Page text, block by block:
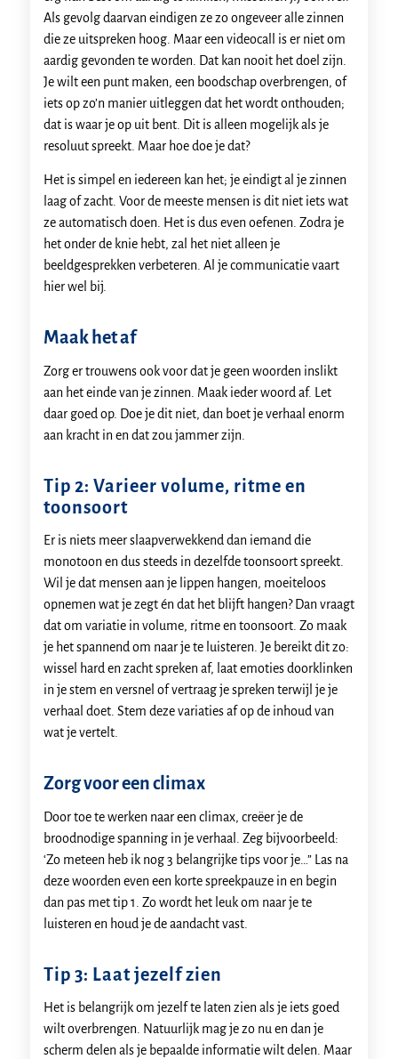
Als gevolg daarvan eindigen ze zo ongeveer alle zinnen
die ze uitspreken hoog. Maar een videocall is er niet om
aardig gevonden te worden. Dat kan nooit het doel zijn.
Je wilt een punt maken, een boodschap overbrengen, of
iets op zo’n manier uitleggen dat het wordt onthouden;
dat is waar je op uit bent. Dit is alleen mogelijk als je
resoluut spreekt. Maar hoe doe je dat?
Het is simpel en iedereen kan het; je eindigt al je zinnen
laag of zacht. Voor de meeste mensen is dit niet iets wat
ze automatisch doen. Het is dus even oefenen. Zodra je
het onder de knie hebt, zal het niet alleen je
beeldgesprekken verbeteren. Al je communicatie vaart
hier wel bij.
Maak het af
Zorg er trouwens ook voor dat je geen woorden inslikt
aan het einde van je zinnen. Maak ieder woord af. Let
daar goed op. Doe je dit niet, dan boet je verhaal enorm
aan kracht in en dat zou jammer zijn.
Tip 2: Varieer volume, ritme en
toonsoort
Er is niets meer slaapverwekkend dan iemand die
monotoon en dus steeds in dezelfde toonsoort spreekt.
Wil je dat mensen aan je lippen hangen, moeiteloos
opnemen wat je zegt én dat het blijft hangen? Dan vraagt
dat om variatie in volume, ritme en toonsoort. Zo maak
je het spannend om naar je te luisteren. Je bereikt dit zo:
wissel hard en zacht spreken af, laat emoties doorklinken
in je stem en versnel of vertraag je spreken terwijl je je
verhaal doet. Stem deze variaties af op de inhoud van
wat je vertelt.
Zorg voor een climax
Door toe te werken naar een climax, creëer je de
broodnodige spanning in je verhaal. Zeg bijvoorbeeld:
‘Zo meteen heb ik nog 3 belangrijke tips voor je…” Las na
deze woorden even een korte spreekpauze in en begin
dan pas met tip 1. Zo wordt het leuk om naar je te
luisteren en houd je de aandacht vast.
Tip 3: Laat jezelf zien
Het is belangrijk om jezelf te laten zien als je iets goed
wilt overbrengen. Natuurlijk mag je zo nu en dan je
scherm delen als je bepaalde informatie wilt delen. Maar